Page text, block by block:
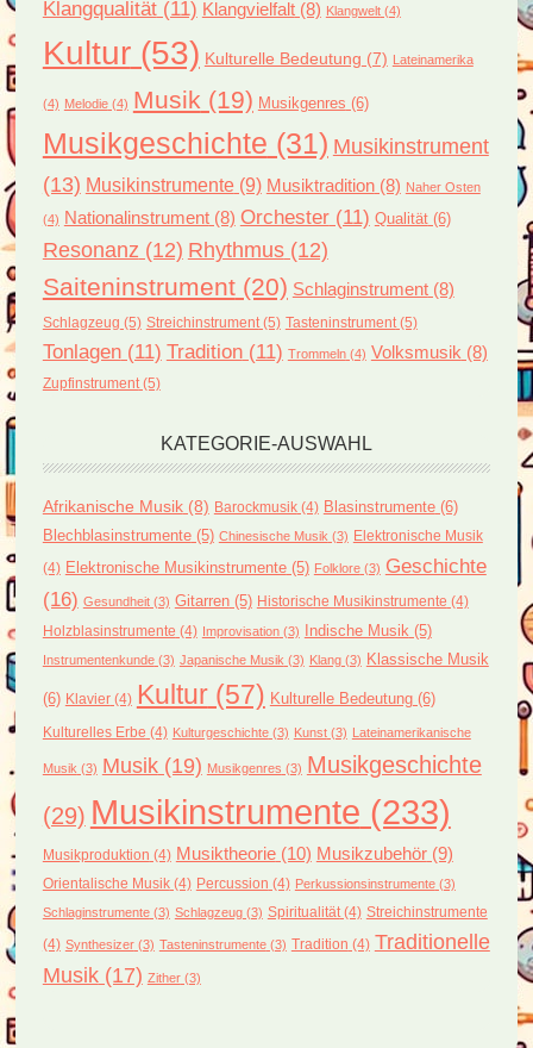
Klangqualität(11) Klangvielfalt(8) Klangwelt(4)
Kultur(53) Kulturelle Bedeutung (7) Lateinamerika
(4) Melodie(4) Musik (19) Musikgenres (6)
Musikgeschichte (31) Musikinstrument
(13) Musikinstrumente(9) Musiktradition(8) Naher Osten
(4) Nationalinstrument(8) Orchester(11) Qualität(6)
Resonanz (12) Rhythmus(12)
Saiteninstrument(20) Schlaginstrument(8)
Schlagzeug (5) Streichinstrument(5) Tasteninstrument(5)
Tonlagen(11) Tradition(11) Trommeln(4) Volksmusik (8)
Zupfinstrument(5)
KATEGORIE-AUSWAHL
Afrikanische Musik(8) Barockmusik(4) Blasinstrumente(6)
Blechblasinstrumente(5) Chinesische Musik (3) Elektronische Musik
(4) Elektronische Musikinstrumente(5) Folklore(3) Geschichte
(16) Gesundheit(3) Gitarren(5) Historische Musikinstrumente (4)
Holzblasinstrumente (4) Improvisation(3) Indische Musik (5)
Instrumentenkunde(3) Japanische Musik (3) Klang(3) Klassische Musik
(6) Klavier(4) Kultur(57) Kulturelle Bedeutung(6)
Kulturelles Erbe (4) Kulturgeschichte(3) Kunst(3) Lateinamerikanische
Musik (3) Musik(19) Musikgenres (3) Musikgeschichte
(29) Musikinstrumente (233)
Musikproduktion (4) Musiktheorie(10) Musikzubehör(9)
Orientalische Musik(4) Percussion (4) Perkussionsinstrumente(3)
Schlaginstrumente(3) Schlagzeug(3) Spiritualität(4) Streichinstrumente
(4) Synthesizer(3) Tasteninstrumente(3) Tradition (4) Traditionelle
Musik(17) Zither(3)